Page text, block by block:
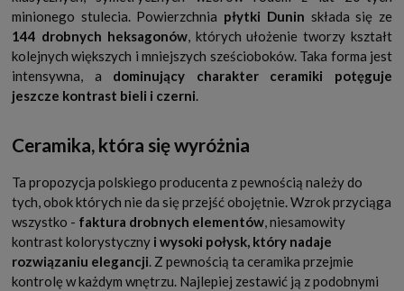
minionego stulecia. Powierzchnia płytki Dunin składa się ze
144 drobnych heksagonów, których ułożenie tworzy kształt
kolejnych większych i mniejszych sześcioboków. Taka forma jest
intensywna, a dominujący charakter ceramiki potęguje
jeszcze kontrast bieli i czerni.
Ceramika, która się wyróżnia
Ta propozycja polskiego producenta z pewnością należy do
tych, obok których nie da się przejść obojętnie. Wzrok przyciąga
wszystko - faktura drobnych elementów, niesamowity
kontrast kolorystyczny i wysoki połysk, który nadaje
rozwiązaniu elegancji. Z pewnością ta ceramika przejmie
kontrolę w każdym wnętrzu. Najlepiej zestawić ją z podobnymi